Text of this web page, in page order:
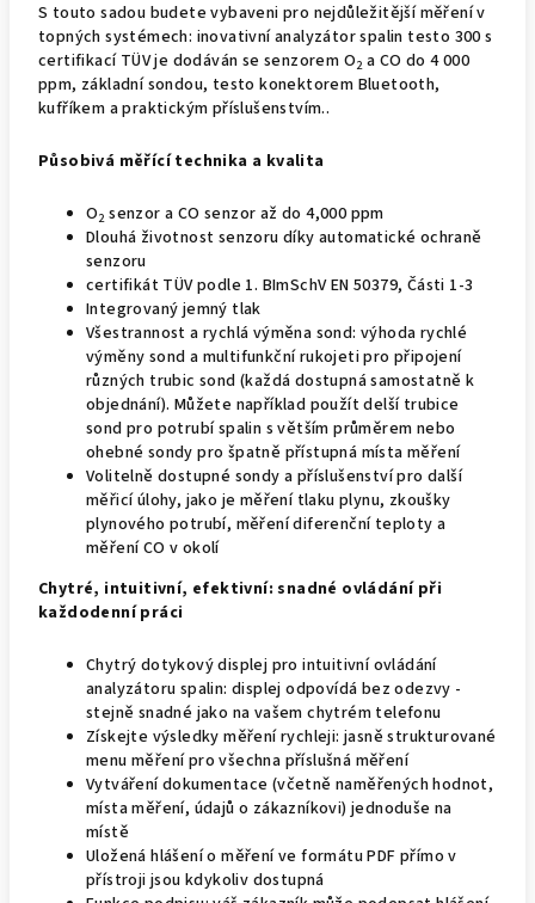
S touto sadou budete vybaveni pro nejdůležitější měření v
topných systémech: inovativní analyzátor spalin testo 300 s
certifikací TÜV je dodáván se senzorem O2 a CO do 4 000
ppm, základní sondou, testo konektorem Bluetooth,
kufříkem a praktickým příslušenstvím..
Působivá měřící technika a kvalita
O2 senzor a CO senzor až do 4,000 ppm
Dlouhá životnost senzoru díky automatické ochraně
senzoru
certifikát TÜV podle 1. BImSchV EN 50379, Části 1-3
Integrovaný jemný tlak
Všestrannost a rychlá výměna sond: výhoda rychlé
výměny sond a multifunkční rukojeti pro připojení
různých trubic sond (každá dostupná samostatně k
objednání). Můžete například použít delší trubice
sond pro potrubí spalin s větším průměrem nebo
ohebné sondy pro špatně přístupná místa měření
Volitelně dostupné sondy a příslušenství pro další
měřicí úlohy, jako je měření tlaku plynu, zkoušky
plynového potrubí, měření diferenční teploty a
měření CO v okolí
Chytré, intuitivní, efektivní: snadné ovládání při
každodenní práci
Chytrý dotykový displej pro intuitivní ovládání
analyzátoru spalin: displej odpovídá bez odezvy -
stejně snadné jako na vašem chytrém telefonu
Získejte výsledky měření rychleji: jasně strukturované
menu měření pro všechna příslušná měření
Vytváření dokumentace (včetně naměřených hodnot,
místa měření, údajů o zákazníkovi) jednoduše na
místě
Uložená hlášení o měření ve formátu PDF přímo v
přístroji jsou kdykoliv dostupná